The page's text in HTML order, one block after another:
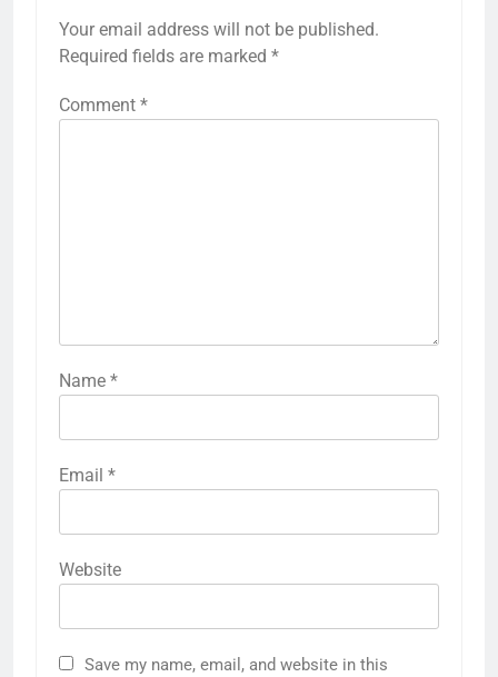
Your email address will not be published.
Required fields are marked *
Comment *
Name *
Email *
Website
Save my name, email, and website in this